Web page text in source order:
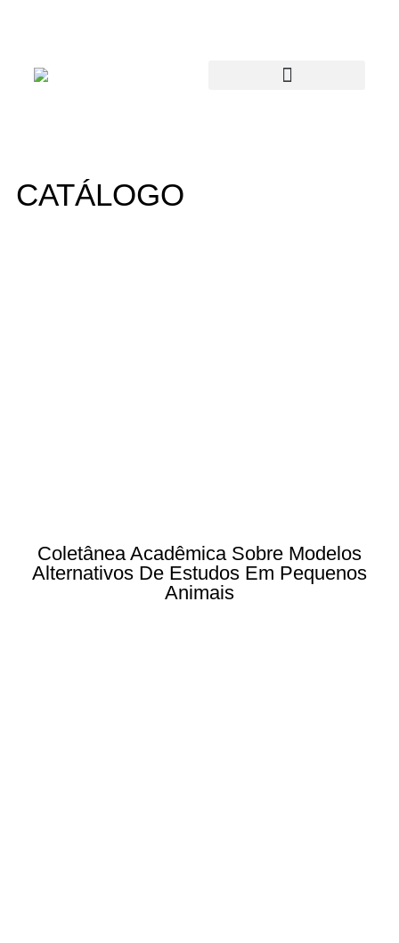
CATÁLOGO
Coletânea Acadêmica Sobre Modelos
Alternativos De Estudos Em Pequenos
Animais